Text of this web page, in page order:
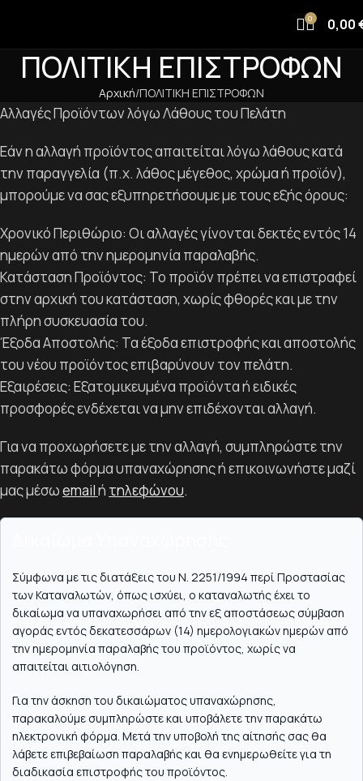
0 0,00
ΠΟΛΙΤΙΚΗ ΕΠΙΣΤΡΟΦΩΝ
Αρχική ΠΟΛΙΤΙΚΗ ΕΠΙΣΤΡΟΦΩΝ
Αλλαγές Προϊόντων λόγω Λάθους του Πελάτη
Εάν η αλλαγή προϊόντος απαιτείται λόγω λάθους κατά
την παραγγελία (π.χ. λάθος μέγεθος, χρώμα ή προϊόν),
μπορούμε να σας εξυπηρετήσουμε με τους εξής όρους:
Χρονικό Περιθώριο: Οι αλλαγές γίνονται δεκτές εντός 14
ημερών από την ημερομηνία παραλαβής.
Κατάσταση Προϊόντος: Το προϊόν πρέπει να επιστραφεί
στην αρχική του κατάσταση, χωρίς φθορές και με την
πλήρη συσκευασία του.
Έξοδα Αποστολής: Τα έξοδα επιστροφής και αποστολής
του νέου προϊόντος επιβαρύνουν τον πελάτη.
Εξαιρέσεις: Εξατομικευμένα προϊόντα ή ειδικές
προσφορές ενδέχεται να μην επιδέχονται αλλαγή.
Για να προχωρήσετε με την αλλαγή, συμπληρώστε την
παρακάτω φόρμα υπαναχώρησης ή επικοινωνήστε μαζί
μας μέσωemailή τηλεφώνου.
Σύμφωνα με τις διατάξεις του Ν. 2251/1994 περί Προστασίας
των Καταναλωτών, όπως ισχύει, ο καταναλωτής έχει το
δικαίωμα να υπαναχωρήσει από την εξ αποστάσεως σύμβαση
αγοράς εντός δεκατεσσάρων (14) ημερολογιακών ημερών από
την ημερομηνία παραλαβής του προϊόντος, χωρίς να
απαιτείται αιτιολόγηση.
Για την άσκηση του δικαιώματος υπαναχώρησης,
παρακαλούμε συμπληρώστε και υποβάλετε την παρακάτω
ηλεκτρονική φόρμα. Μετά την υποβολή της αίτησής σας θα
λάβετε επιβεβαίωση παραλαβής και θα ενημερωθείτε για τη
διαδικασία επιστροφής του προϊόντος.